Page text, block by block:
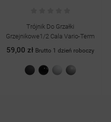
Grzejnik Pokojowy Kamyki
OMBRAGE OCRE 545x970
922,00 złBrutto 1 dzień